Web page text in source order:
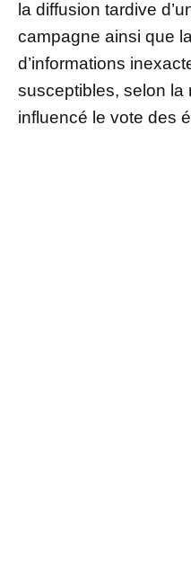
la diffusion tardive
campagne ainsi que
d’informations
susceptibles, selon la
influencé le vote des